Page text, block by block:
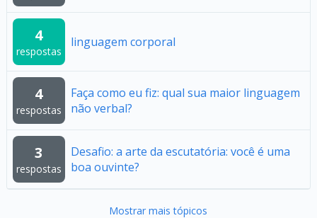
4
respostas
linguagem corporal
4
respostas
Faça como eu fiz: qual sua maior linguagem
não verbal?
3
respostas
Desafio: a arte da escutatória: você é uma
boa ouvinte?
Mostrar mais tópicos